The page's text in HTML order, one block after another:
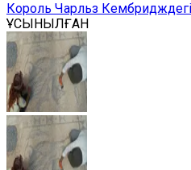
Король Чарльз
ҰСЫНЫЛҒАН